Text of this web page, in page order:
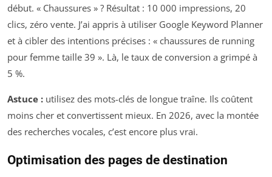
début. « Chaussures » ? Résultat : 10 000 impressions, 20
clics, zéro vente. J’ai appris à utiliser Google Keyword Planner
et à cibler des intentions précises : « chaussures de running
pour femme taille 39 ». Là, le taux de conversion a grimpé à
5 %.
Astuce : utilisez des mots-clés de longue traîne. Ils coûtent
moins cher et convertissent mieux. En 2026, avec la montée
des recherches vocales, c’est encore plus vrai.
Optimisation des pages de destination